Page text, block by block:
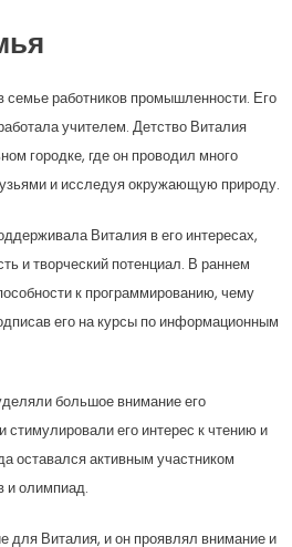
семье работников промышленности. Его
учителем. Детство Виталия
городке, где он проводил много
и исследуя окружающую природу.
Виталия в его интересах,
и творческий потенциал. В раннем
к программированию, чему
его на курсы по информационным
большое внимание его
его интерес к чтению и
оставался активным участником
и олимпиад.
для Виталия, и он проявлял внимание и